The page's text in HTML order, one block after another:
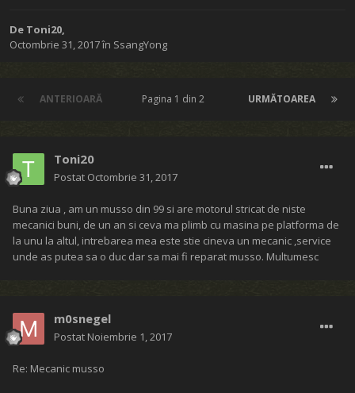
De Toni20,
Octombrie 31, 2017în SsangYong
ANTERIOARĂ URMĂTOAREA
Pagina 1 din 2
Toni20
Postat Octombrie 31, 2017
Buna ziua , am un musso din 99 si are motorul stricat de niste
mecanici buni, de un an si ceva ma plimb cu masina pe platforma de
la unu la altul, intrebarea mea este stie cineva un mecanic ,service
unde as putea sa o duc dar sa mai fi reparat musso. Multumesc
m0snegel
Postat Noiembrie 1, 2017
Re: Mecanic musso